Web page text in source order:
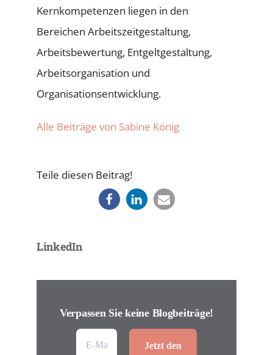
Kernkompetenzen liegen in den
Bereichen Arbeitszeitgestaltung,
Arbeitsbewertung, Entgeltgestaltung,
Arbeitsorganisation und
Organisationsentwicklung.
Alle Beiträge von Sabine König
Teile diesen Beitrag!
LinkedIn
Verpassen Sie keine Blogbeiträge!